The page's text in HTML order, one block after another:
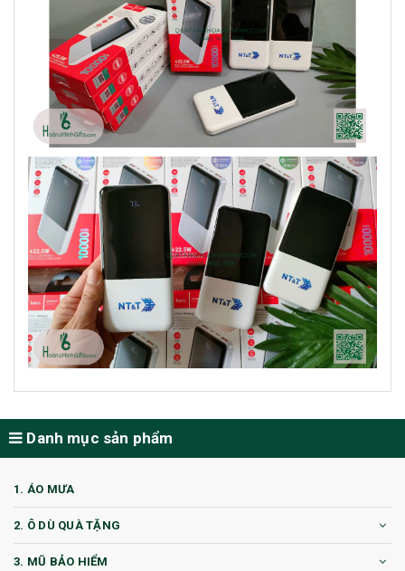
Danh mục sản phẩm
1. ÁO MƯA
2. Ô DÙ QUÀ TẶNG
3. MŨ BẢO HIỂM